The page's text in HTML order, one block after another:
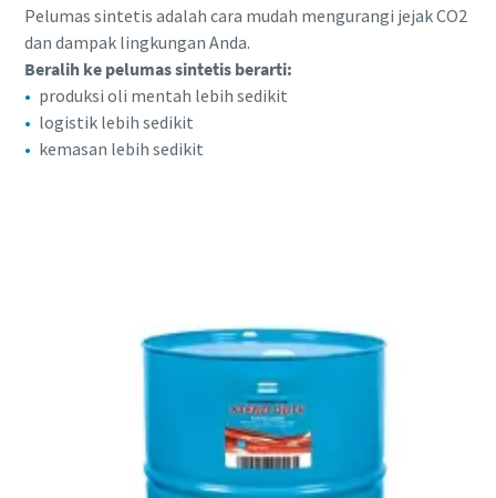
Semua yang perlu Anda ketahui tentang
proses pneumatic conveying
Lihat bagaimana Anda bisa menciptakan proses
pneumatic conveying yang lebih efisien.
Pelumas sintetis adalah cara mudah mengurangi jejak CO2
dan dampak lingkungan Anda.
Beralih ke pelumas sintetis berarti:
produksi oli mentah lebih sedikit
logistik lebih sedikit
kemasan lebih sedikit